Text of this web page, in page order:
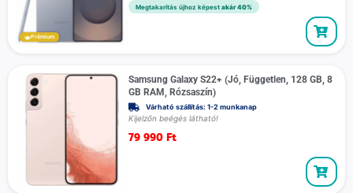
Prémium
Megtakarítás újhoz képest akár 40%
Samsung Galaxy S22+ (Jó, Független, 128 GB, 8
GB RAM, Rózsaszín)
Várható szállítás: 1-2 munkanap
Kijelzőn beégés látható!
79 990 Ft